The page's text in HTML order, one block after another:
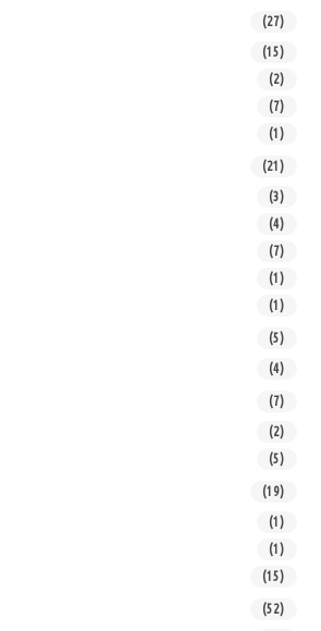
(27)
(15)
(2)
(7)
(1)
(21)
(3)
(4)
(7)
(1)
(1)
(5)
(4)
(7)
(2)
(5)
(19)
(1)
(1)
(15)
(52)